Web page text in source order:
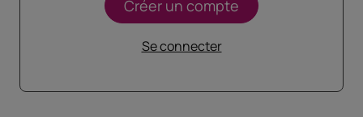
Créer un compte
Se connecter